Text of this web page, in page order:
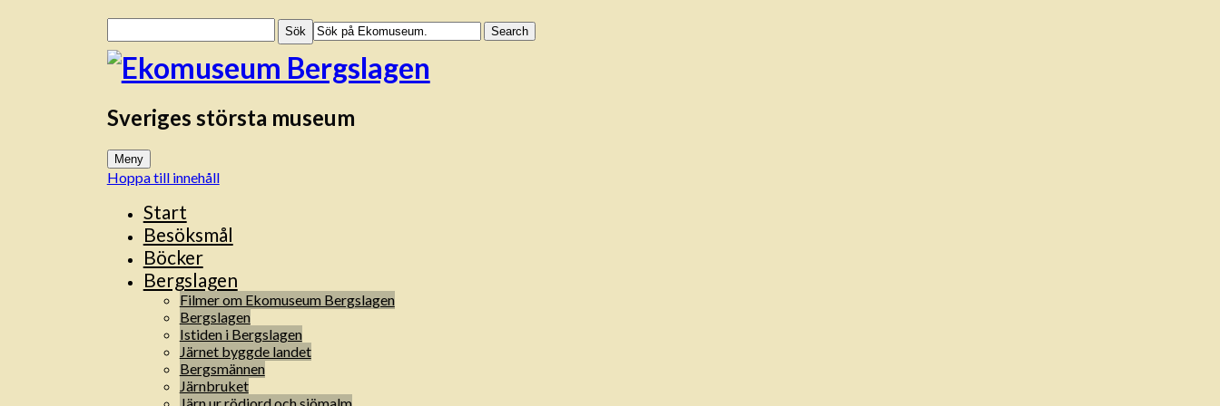
efter:
Sveriges största museum
Meny
Hoppa till innehåll
Start
Besöksmål
Böcker
Bergslagen
Filmer om Ekomuseum Bergslagen
Bergslagen
Istiden i Bergslagen
Järnet byggde landet
Bergsmännen
Järnbruket